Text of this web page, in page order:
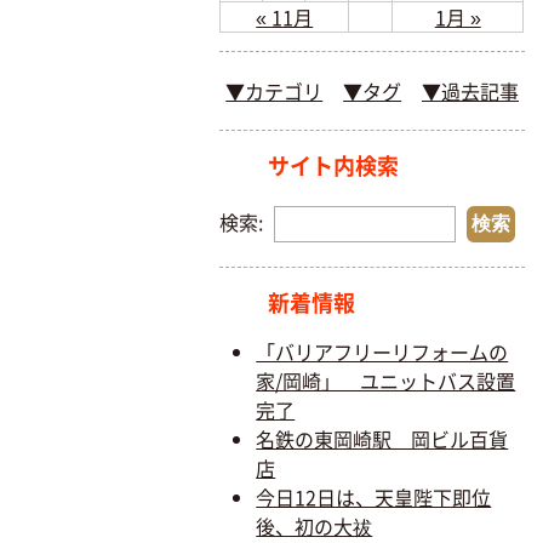
« 11月 1月 »
▼カテゴリ ▼タグ ▼過去記事
サイト内検索
検索:
新着情報
「バリアフリーリフォームの
家/岡崎」 ユニットバス設置
完了
名鉄の東岡崎駅 岡ビル百貨
店
今日12日は、天皇陛下即位
後、初の大祓